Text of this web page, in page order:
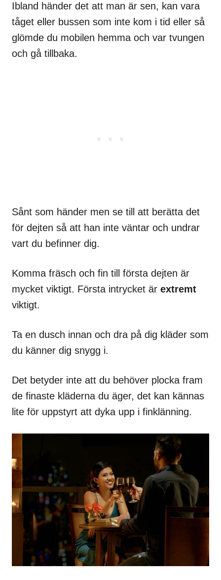
Ibland händer det att man är sen, kan vara
tåget eller bussen som inte kom i tid eller så
glömde du mobilen hemma och var tvungen
och gå tillbaka.
Sånt som händer men se till att berätta det
för dejten så att han inte väntar och undrar
vart du befinner dig.
Komma fräsch och fin till första dejten är
mycket viktigt. Första intrycket är extremt
viktigt.
Ta en dusch innan och dra på dig kläder som
du känner dig snygg i.
Det betyder inte att du behöver plocka fram
de finaste kläderna du äger, det kan kännas
lite för uppstyrt att dyka upp i finklänning.